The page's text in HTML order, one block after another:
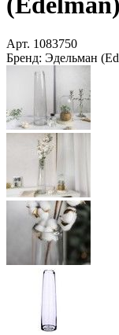
Арт. 1083750
Бренд: Эдельман